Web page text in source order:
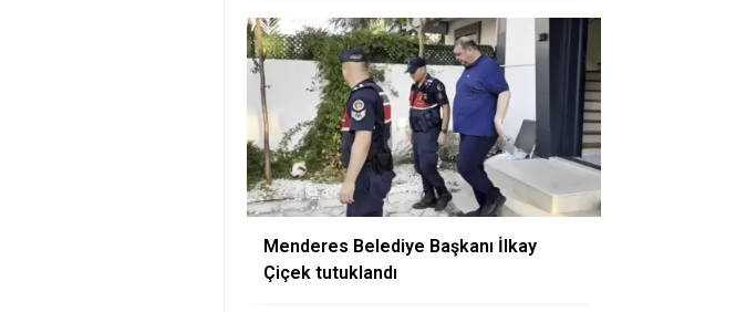
Menderes Belediye Başkanı İlkay
Çiçek tutuklandı